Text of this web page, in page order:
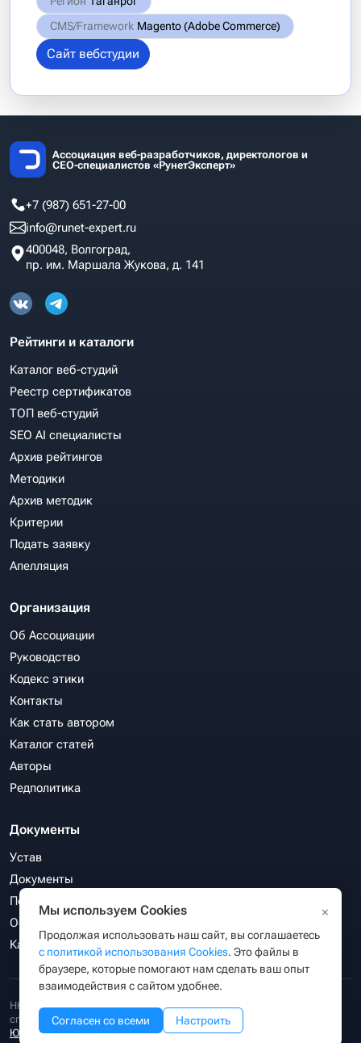
CMS/Framework Magento (Adobe Commerce)
Сайт вебстудии
Ассоциация веб-разработчиков, директологов и
СЕО-специалистов «РунетЭксперт»
+7 (987) 651-27-00
info@runet-expert.ru
400048, Волгоград,
пр. им. Маршала Жукова, д. 141
Рейтинги и каталоги
Каталог веб-студий
Реестр сертификатов
ТОП веб-студий
SEO AI специалисты
Архив рейтингов
Методики
Архив методик
Критерии
Подать заявку
Апелляция
Организация
Об Ассоциации
Руководство
Кодекс этики
Контакты
Как стать автором
Каталог статей
Авторы
Редполитика
Документы
Устав
Документы
Политика конфиденциальности
Обработка персональных данных
Карта сайта
НКО «Ассоциация веб-разработчиков, директологов и СЕО-
специалистов «РунетЭксперт»
зарегистрирована Министерством
Юстиции РФ(уч. №3414063847) 18.02.2026 г. ОГРН 1263400001149
Мы используем Cookies
Продолжая использовать наш сайт, вы соглашаетесь
с политикой использования Cookies. Это файлы в
браузере, которые помогают нам сделать ваш опыт
взаимодействия с сайтом удобнее.
Согласен со всеми Настроить
×